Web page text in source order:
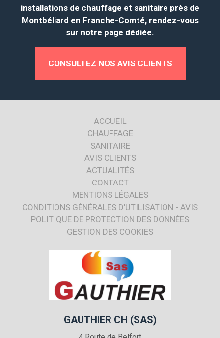
installations de chauffage et sanitaire près de
Montbéliard en Franche-Comté,rendez-vous
sur notre page dédiée.
CONSULTEZ NOS AVIS CLIENTS
ACCUEIL
CHAUFFAGE
SANITAIRE
AVIS CLIENTS
ACTUALITÉS
CONTACT
MENTIONS LÉGALES
CONDITIONS GÉNÉRALES D'UTILISATION - AVIS
POLITIQUE DE PROTECTION DES DONNÉES
GESTION DES COOKIES
GAUTHIER CH (SAS)